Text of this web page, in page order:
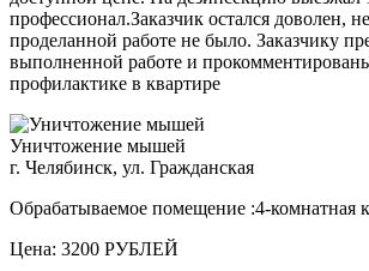
профессионал.Заказчик остался доволен,
проделанной работе не было. Заказчику
выполненной работе и
профилактике в квартире
Уничтожение мышей
г. Челябинск, ул. Гражданская
Обрабатываемое помещение :4-комнатная
Цена: 3200 РУБЛЕЙ